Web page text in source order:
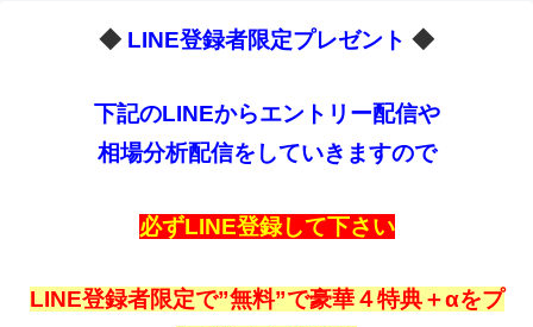
◆ LINE登録者限定プレゼント ◆
下記のLINEからエントリー配信や
相場分析配信をしていきますので
必ずLINE登録して下さい
LINE登録者限定で”無料”で豪華４特典＋αをプ